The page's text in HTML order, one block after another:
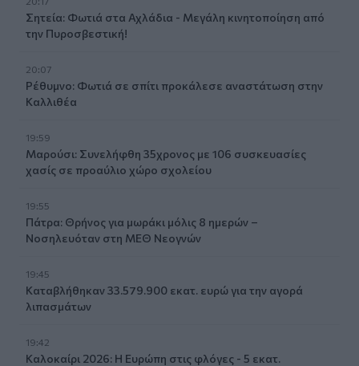
Σητεία: Φωτιά στα Αχλάδια - Μεγάλη κινητοποίηση από
την Πυροσβεστική!
20:07
Ρέθυμνο: Φωτιά σε σπίτι προκάλεσε αναστάτωση στην
Καλλιθέα
19:59
Μαρούσι: Συνελήφθη 35χρονος με 106 συσκευασίες
χασίς σε προαύλιο χώρο σχολείου
19:55
Πάτρα: Θρήνος για μωράκι μόλις 8 ημερών –
Νοσηλευόταν στη ΜΕΘ Νεογνών
19:45
Καταβλήθηκαν 33.579.900 εκατ. ευρώ για την αγορά
λιπασμάτων
19:42
Καλοκαίρι 2026: Η Ευρώπη στις φλόγες - 5 εκατ.